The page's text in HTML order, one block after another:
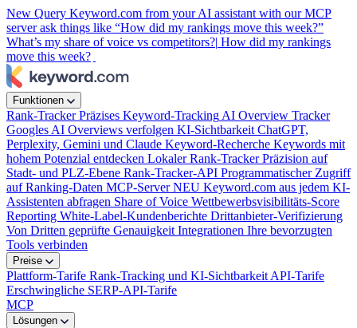
New Query Keyword.com from your AI assistant with our MCP
server ask things like “How did my rankings move this week?”
What’s my share of voice vs competitors?| How did my rankings
move this week?
Funktionen
Rank-TrackerPräzises Keyword-Tracking AI Overview Tracker
Googles AI Overviews verfolgen KI-Sichtbarkeit ChatGPT,
Perplexity, Gemini und Claude Keyword-Recherche Keywords mit
hohem Potenzial entdecken Lokaler Rank-TrackerPräzision auf
Stadt- und PLZ-Ebene Rank-Tracker-API Programmatischer Zugriff
auf Ranking-Daten MCP-ServerNEU Keyword.com aus jedem KI-
Assistenten abfragen Share of Voice Wettbewerbsvisibilitäts-Score
Reporting White-Label-Kundenberichte Drittanbieter-Verifizierung
Von Dritten geprüfte Genauigkeit Integrationen Ihre bevorzugten
Tools verbinden
Preise
Plattform-Tarife Rank-Tracking und KI-Sichtbarkeit API-Tarife
Erschwingliche SERP-API-Tarife
MCP
Lösungen